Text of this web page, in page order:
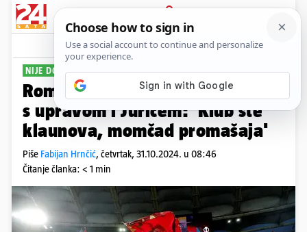
PRIJAVA
Sport Komentari
NIJE DOBRO
Romini ultrasi krenuli u obračun
s upravom i Jurićem: 'Klub ste
klaunova, momčad promašaja'
Piše Fabijan Hrnčić, četvrtak, 31.10.2024. u 08:46
Čitanje članka: < 1 min